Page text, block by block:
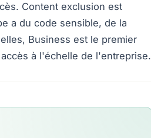
Content exclusion est
a du code sensible, de la
Business est le premier
à l'échelle de l'entreprise.